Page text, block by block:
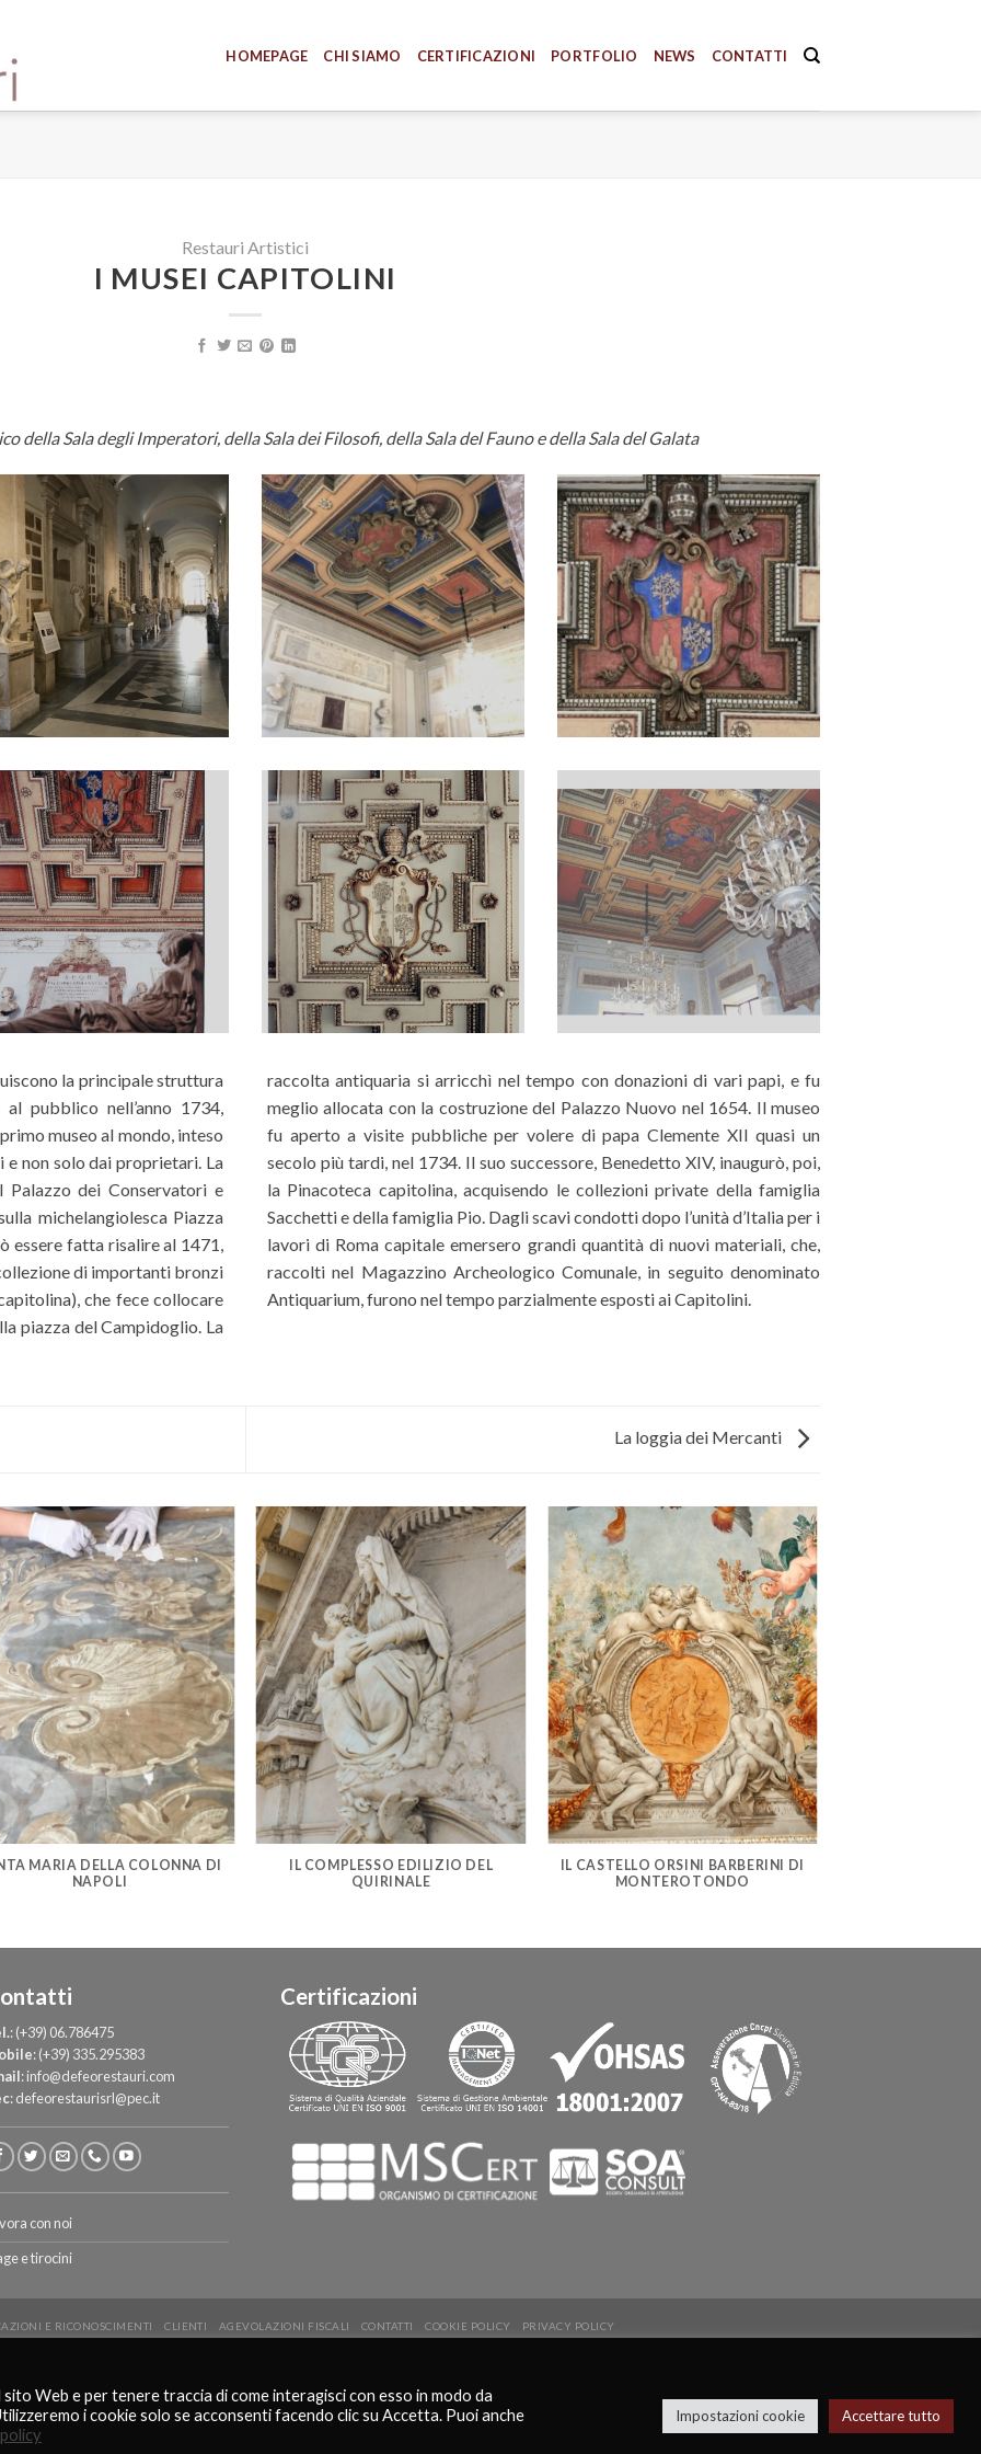
HOMEPAGE CHI SIAMO CERTIFICAZIONI PORTFOLIO NEWS CONTATTI
Restauri Artistici
I MUSEI CAPITOLINI
della Sala degli Imperatori, della Sala dei Filosofi, della Sala del Fauno e della Sala del Galata
la principale struttura
pubblico nell’anno 1734,
museo al mondo, inteso
non solo dai proprietari. La
dei Conservatori e
michelangiolesca Piazza
essere fatta risalire al 1471,
di importanti bronzi
che fece collocare
piazza del Campidoglio. La
con donazioni di vari papi, e fu
Nuovo nel 1654. Il museo
Clemente XII quasi un
XIV, inaugurò, poi,
private della famiglia
dopo l’unità d’Italia per i
di nuovi materiali, che,
in seguito denominato
Antiquarium, furono nel tempo parzialmente esposti ai Capitolini.
La loggia dei Mercanti
MARIA DELLA COLONNA DI
NAPOLI
IL COMPLESSO EDILIZIO DEL
QUIRINALE
IL CASTELLO ORSINI BARBERINI DI
MONTEROTONDO
:(+39) 06.786475
:(+39) 335.295383
:info@defeorestauri.com
:defeorestaurisrl@pec.it
con noi
e tirocini
Certificazioni
E RICONOSCIMENTI CLIENTI AGEVOLAZIONI FISCALI CONTATTI COOKIE POLICY PRIVACY POLICY
Web e per tenere traccia di come interagisci con esso in modo da
i cookie solo se acconsenti facendo clic su Accetta. Puoi anche
Impostazioni cookie Accettare tutto
Italiano English